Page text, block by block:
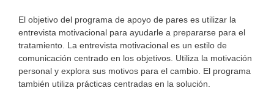
El objetivo del programa de apoyo de pares es utilizar la
entrevista motivacional para ayudarle a prepararse para el
tratamiento. La entrevista motivacional es un estilo de
comunicación centrado en los objetivos. Utiliza la motivación
personal y explora sus motivos para el cambio. El programa
también utiliza prácticas centradas en la solución.